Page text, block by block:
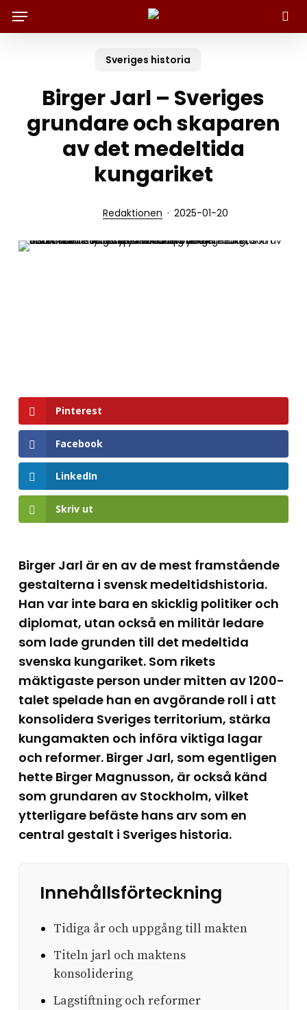
Sök
Menu
Sveriges historia
Birger Jarl – Sveriges
grundare och skaparen
av det medeltida
kungariket
Redaktionen 2025-01-20
Pinterest
Facebook
LinkedIn
Skriv ut
Birger Jarl är en av de mest framstående
gestalterna i svensk medeltidshistoria.
Han var inte bara en skicklig politiker och
diplomat, utan också en militär ledare
som lade grunden till det medeltida
svenska kungariket. Som rikets
mäktigaste person under mitten av 1200-
talet spelade han en avgörande roll i att
konsolidera Sveriges territorium, stärka
kungamakten och införa viktiga lagar
och reformer. Birger Jarl, som egentligen
hette Birger Magnusson, är också känd
som grundaren av Stockholm, vilket
ytterligare befäste hans arv som en
central gestalt i Sveriges historia.
Innehållsförteckning
Tidiga år och uppgång till makten
Titeln jarl och maktens
konsolidering
Lagstiftning och reformer